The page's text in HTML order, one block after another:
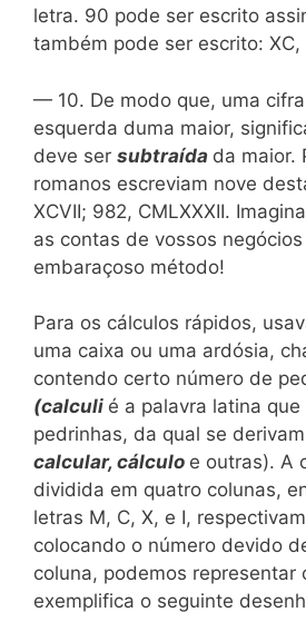
letra. 90 pode ser escrito
também pode ser escrito: XC,
— 10. De modo que, uma
esquerda duma maior,
deve ser subtraída da maior.
romanos escreviam nove
XCVII; 982, CMLXXXII.
as contas de vossos
embaraçoso método!
Para os cálculos rápidos,
uma caixa ou uma ardósia,
contendo certo número de
(calculi é a palavra latina que
pedrinhas, da qual se
calcular, cálculo e outras). A
dividida em quatro colunas,
letras M, C, X, e I,
colocando o número devido
coluna, podemos representar
exemplifica o seguinte